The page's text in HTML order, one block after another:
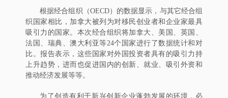
根据经合组织（OECD）的数据显示，与其它经合组
织国家相比，加拿大被列为对移民创业者和企业家最具
吸引力的国家。本次经合组织将加拿大、美国、英国、
法国、瑞典、澳大利亚等24个国家进行了数据统计和对
比。报告表示，这些国家对外国投资者具有的吸引力持
上升趋势，进而也促进国内的创新、就业、吸引外资和
推动经济发展等等。
为了创造有利于新兴创新企业蓬勃发展的环境，必